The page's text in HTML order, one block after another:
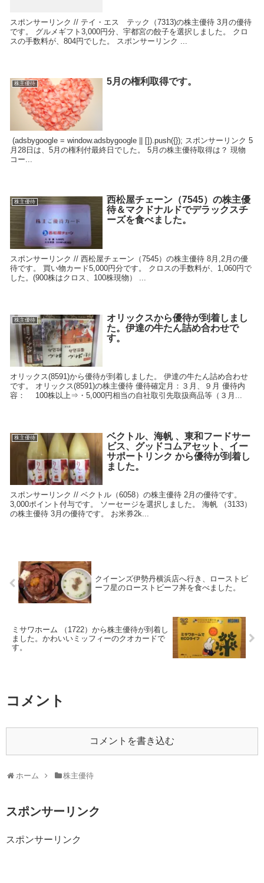
スポンサーリンク // テイ・エス テック（7313)の株主優待 3月の優待
です。 グルメギフト3,000円分、宇都宮の餃子を選択しました。 クロ
スの手数料が、804円でした。 スポンサーリンク ...
株主優待 5月の権利取得です。
(adsbygoogle = window.adsbygoogle || []).push({}); スポンサーリンク 5
月28日は、5月の権利付最終日でした。 5月の株主優待取得は？ 現物
コー...
株主優待
西松屋チェーン（7545）の株主優
待＆マクドナルドでデラックスチ
ーズを食べました。
スポンサーリンク // 西松屋チェーン（7545）の株主優待 8月,2月の優
待です。 買い物カード5,000円分です。 クロスの手数料が、1,060円で
した。(900株はクロス、100株現物） ...
株主優待
オリックスから優待が到着しまし
た。伊達の牛たん詰め合わせで
す。
オリックス(8591)から優待が到着しました。 伊達の牛たん詰め合わせ
です。 オリックス(8591)の株主優待 優待確定月：３月、９月 優待内
容： 100株以上⇒・5,000円相当の自社取引先取扱商品等（３月...
株主優待
ベクトル、海帆 、東和フードサー
ビス、グッドコムアセット、イー
サポートリンク から優待が到着し
ました。
スポンサーリンク // ベクトル（6058）の株主優待 2月の優待です。
3,000ポイント付与です。 ソーセージを選択しました。 海帆 （3133）
の株主優待 3月の優待です。 お米券2k...
クイーンズ伊勢丹横浜店へ行き、ローストビ
ーフ星のローストビーフ丼を食べました。
ミサワホーム （1722）から株主優待が到着し
ました。かわいいミッフィーのクオカードで
す。
コメント
コメントを書き込む
ホーム 株主優待
スポンサーリンク
スポンサーリンク